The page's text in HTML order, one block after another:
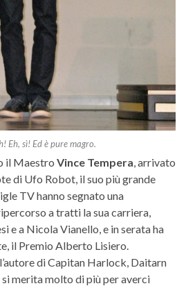
Eh, sì! Ed è pure magro.
il Maestro Vince Tempera , arrivato
di Ufo Robot, il suo più grande
TV hanno segnato una
a tratti la sua carriera,
e a Nicola Vianello, e in serata ha
il Premio Alberto Lisiero.
di Capitan Harlock, Daitarn
si merita molto di più per averci